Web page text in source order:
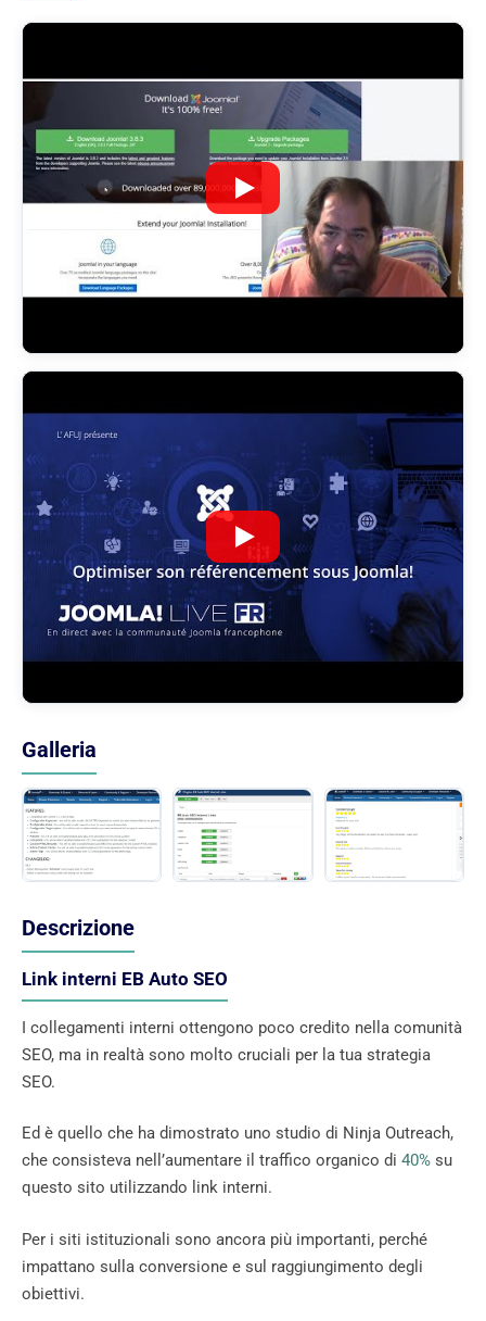
Galleria
Descrizione
Link interni EB Auto SEO
I collegamenti interni ottengono poco credito nella comunità
SEO, ma in realtà sono molto cruciali per la tua strategia
SEO.
Ed è quello che ha dimostrato uno studio di Ninja Outreach,
che consisteva nell’aumentare il traffico organico di 40% su
questo sito utilizzando link interni.
Per i siti istituzionali sono ancora più importanti, perché
impattano sulla conversione e sul raggiungimento degli
obiettivi.